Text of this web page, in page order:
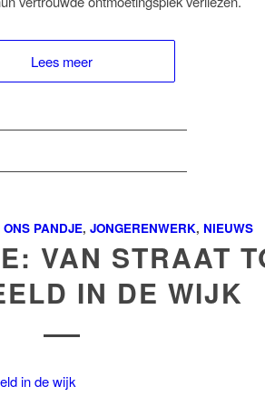
Lees meer
PANDJE, JONGERENWERK, NIEUWS
VAN STRAAT
IN DE WIJK